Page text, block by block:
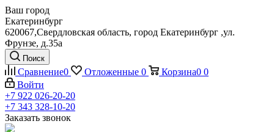
Ваш город
Екатеринбург
620067,Свердловская область, город Екатеринбург ,ул.
Фрунзе, д.35а
Поиск
Сравнение0 Отложенные 0 Корзина0 0
Войти
+7 922 026-20-20
+7 343 328-10-20
Заказать звонок